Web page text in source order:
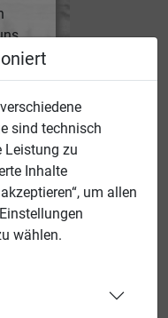
sind technisch
Leistung zu
Inhalte
um allen
wählen.